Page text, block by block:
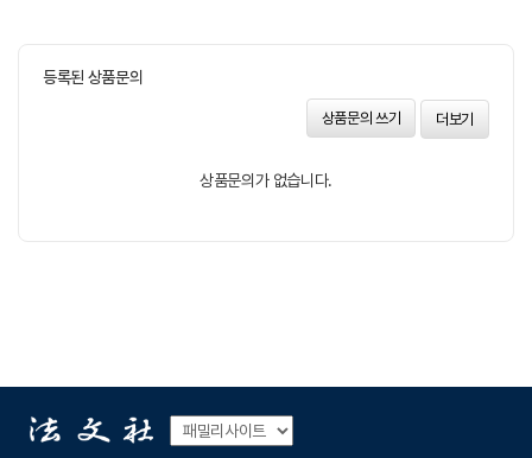
등록된 상품문의
상품문의 쓰기 더보기
상품문의가 없습니다.